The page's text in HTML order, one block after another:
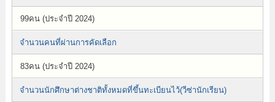
99คน (ประจำปี 2024)
จำนวนคนที่ผ่านการคัดเลือก
83คน (ประจำปี 2024)
จำนวนนักศึกษาต่างชาติทั้งหมดที่ขึ้นทะเบียนไว้(วีซ่านักเรียน)